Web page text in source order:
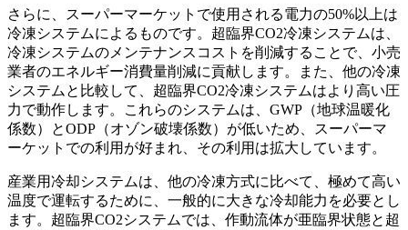
さらに、スーパーマーケットで使用される電力の50%以上は
冷凍システムによるものです。超臨界CO2冷凍システムは、
冷凍システムのメンテナンスコストを削減することで、小売
業者のエネルギー消費量削減に貢献します。また、他の冷凍
システムと比較して、超臨界CO2冷凍システムはより高い圧
力で動作します。これらのシステムは、GWP（地球温暖化
係数）とODP（オゾン破壊係数）が低いため、スーパーマ
ーケットでの利用が好まれ、その利用は拡大しています。
産業用冷却システムは、他の冷凍方式に比べて、極めて高い
温度で運転するために、一般的に大きな冷却能力を必要とし
ます。超臨界CO2システムでは、作動流体が亜臨界状態と超